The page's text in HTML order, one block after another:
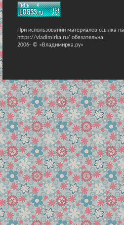
При использовании материалов ссылка на
https://vladimirka.ru/ обязательна.
2006- © «Владимирка.ру»